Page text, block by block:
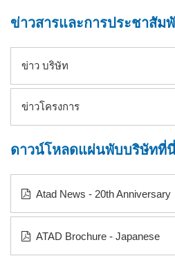
ข่าวสารและการประชาสัม
ข่าว บริษัท
ข่าวโครงการ
ดาวน์โหลดแผ่นพับบริษัทที่
Atad News - 20th Anniversary
ATAD Brochure - Japanese